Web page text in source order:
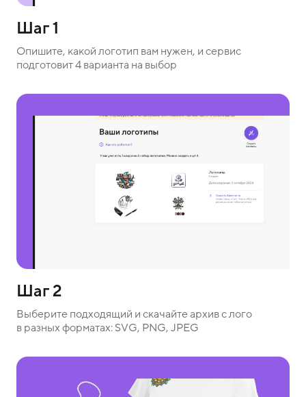
Шаг 1
Опишите, какой логотип вам нужен, и сервис
подготовит 4 варианта на выбор
Шаг 2
Выберите подходящий и скачайте архив с лого
в разных форматах: SVG, PNG, JPEG